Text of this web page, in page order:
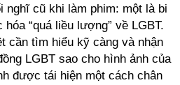
nghĩ cũ khi làm phim: một là bi
“quá liều lượng” về LGBT.
cần tìm hiểu kỹ càng và nhận
LGBT sao cho hình ảnh của
được tái hiện một cách chân